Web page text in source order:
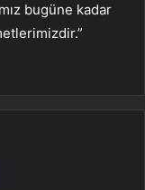
bugüne kadar